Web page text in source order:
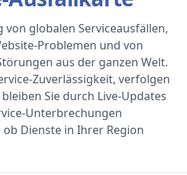
von globalen Serviceausfällen,
Problemen und von
aus der ganzen Welt.
Zuverlässigkeit, verfolgen
Sie durch Live-Updates
Unterbrechungen
Dienste in Ihrer Region